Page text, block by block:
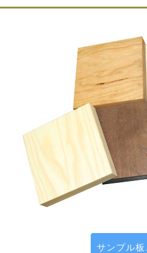
スリット
風雅シリーズには、同じ高さ
るので、
同一シリーズで揃えることで
を演出できます。
雰囲気をお楽しみください。
サンプル板